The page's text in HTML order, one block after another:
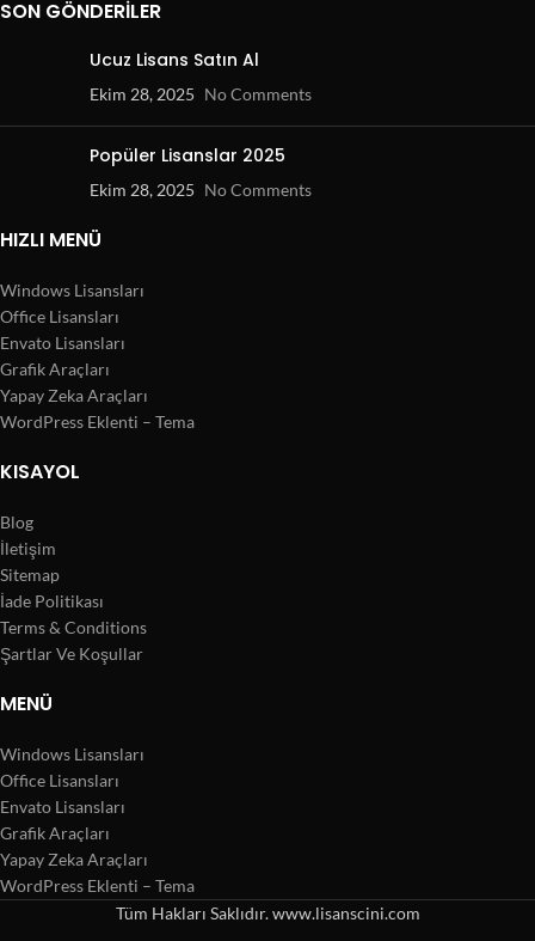
SON GÖNDERILER
Ucuz Lisans Satın Al
Ekim 28, 2025 No Comments
Popüler Lisanslar 2025
Ekim 28, 2025 No Comments
HIZLI MENÜ
Windows Lisansları
Office Lisansları
Envato Lisansları
Grafik Araçları
Yapay Zeka Araçları
WordPress Eklenti – Tema
KISAYOL
Blog
İletişim
Sitemap
İade Politikası
Terms & Conditions
Şartlar Ve Koşullar
MENÜ
Windows Lisansları
Office Lisansları
Envato Lisansları
Grafik Araçları
Yapay Zeka Araçları
WordPress Eklenti – Tema
Tüm Hakları Saklıdır. www.lisanscini.com